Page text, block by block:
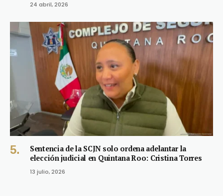
24 abril, 2026
Sentencia de la SCJN solo ordena adelantar la
elección judicial en Quintana Roo: Cristina Torres
13 julio, 2026